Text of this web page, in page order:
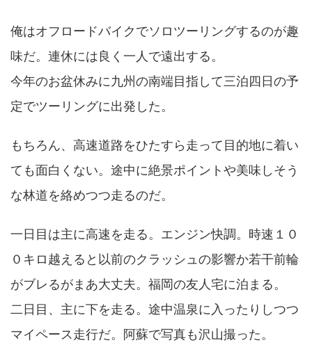
俺はオフロードバイクでソロツーリングするのが趣
味だ。連休には良く一人で遠出する。
今年のお盆休みに九州の南端目指して三泊四日の予
定でツーリングに出発した。
もちろん、高速道路をひたすら走って目的地に着い
ても面白くない。途中に絶景ポイントや美味しそう
な林道を絡めつつ走るのだ。
一日目は主に高速を走る。エンジン快調。時速１０
０キロ越えると以前のクラッシュの影響か若干前輪
がブレるがまあ大丈夫。福岡の友人宅に泊まる。
二日目、主に下を走る。途中温泉に入ったりしつつ
マイペース走行だ。阿蘇で写真も沢山撮った。